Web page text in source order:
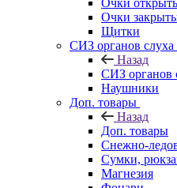
Очки
Очки
Щитки
СИЗ органов слуха
Назад
СИЗ органов
Наушники
Доп. товары
Назад
Доп. товары
Снежно-
Сумки,
Магнезия